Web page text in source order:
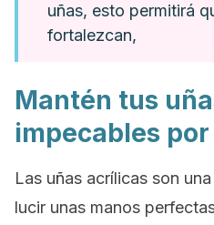
uñas, esto permitirá
fortalezcan,
Mantén tus
impecables
Las uñas acrílicas son
lucir unas manos